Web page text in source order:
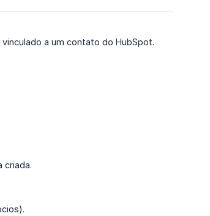
a um contato do HubSpot.
criada.